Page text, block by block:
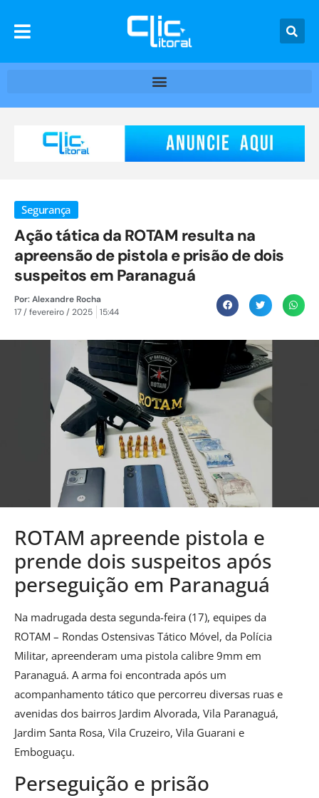
Segurança
Ação tática da ROTAM resulta na
apreensão de pistola e prisão de dois
suspeitos em Paranaguá
Por:Alexandre Rocha
17 / fevereiro / 2025
15:44
ROTAM apreende pistola e
prende dois suspeitos após
perseguição em Paranaguá
Na madrugada desta segunda-feira (17), equipes da
ROTAM – Rondas Ostensivas Tático Móvel, da Polícia
Militar, apreenderam uma pistola calibre 9mm em
Paranaguá. A arma foi encontrada após um
acompanhamento tático que percorreu diversas ruas e
avenidas dos bairros Jardim Alvorada, Vila Paranaguá,
Jardim Santa Rosa, Vila Cruzeiro, Vila Guarani e
Emboguaçu.
Perseguição e prisão